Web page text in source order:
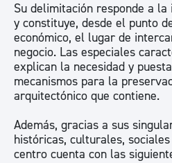
Su delimitación responde a la
y constituye, desde el punto
económico, el lugar de
negocio. Las especiales
explican la necesidad y
mecanismos para la
arquitectónico que contiene.
Además, gracias a sus
históricas, culturales,
centro cuenta con las